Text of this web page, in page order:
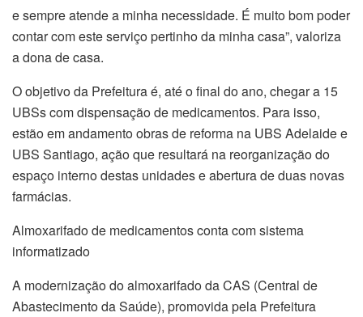
e sempre atende a minha necessidade. É muito bom poder
contar com este serviço pertinho da minha casa”, valoriza
a dona de casa.
O objetivo da Prefeitura é, até o final do ano, chegar a 15
UBSs com dispensação de medicamentos. Para isso,
estão em andamento obras de reforma na UBS Adelaide e
UBS Santiago, ação que resultará na reorganização do
espaço interno destas unidades e abertura de duas novas
farmácias.
Almoxarifado de medicamentos conta com sistema
informatizado
A modernização do almoxarifado da CAS (Central de
Abastecimento da Saúde), promovida pela Prefeitura